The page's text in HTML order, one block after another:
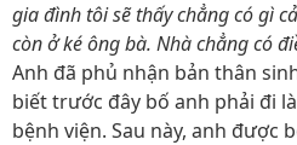
gia đình tôi sẽ thấy chẳng có gì
còn ở ké ông bà. Nhà chẳng có
Anh đã phủ nhận bản thân
biết trước đây bố anh phải đi
bệnh viện. Sau này, anh được